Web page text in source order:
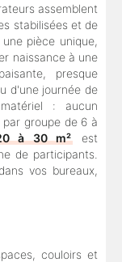
assemblent
stabilisées et de
pièce unique,
naissance à une
presque
d'une journée de
: aucun
groupe de 6 à
à 30 m²est
de participants.
vos bureaux,
couloirs et